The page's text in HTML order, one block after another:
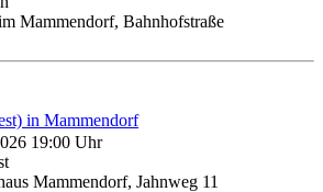
Mammendorf, Bahnhofstraße
in Mammendorf
19:00 Uhr
Mammendorf, Jahnweg 11